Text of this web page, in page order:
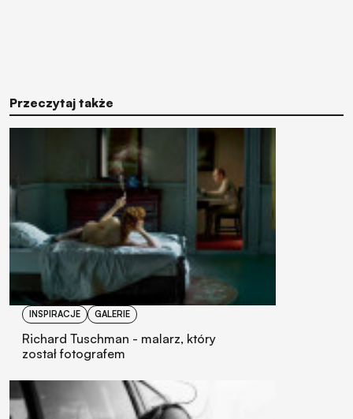
Przeczytaj także
INSPIRACJE GALERIE
Richard Tuschman - malarz, który
został fotografem